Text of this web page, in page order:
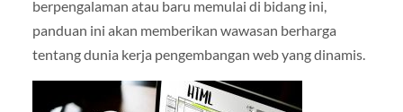
berpengalaman atau baru memulai di bidang ini,
panduan ini akan memberikan wawasan berharga
tentang dunia kerja pengembangan web yang dinamis.